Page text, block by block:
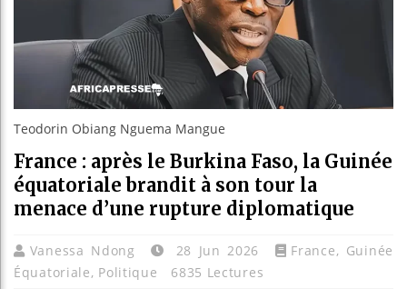
Teodorin Obiang Nguema Mangue
France : après le Burkina Faso, la Guinée
équatoriale brandit à son tour la
menace d’une rupture diplomatique
Vanessa Ndong 28 Jun 2026 France, Guinée
Équatoriale, Politique 6835 Lectures